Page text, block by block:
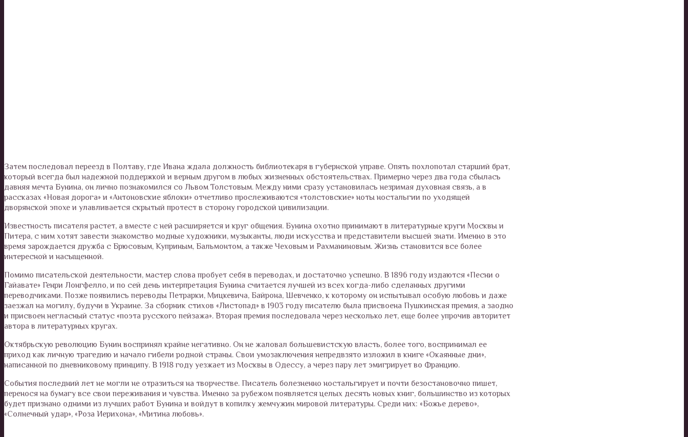
Затем последовал переезд в Полтаву, где Ивана ждала должность библиотекаря в губернской управе. Опять похлопотал старший брат,
который всегда был надежной поддержкой и верным другом в любых жизненных обстоятельствах. Примерно через два года сбылась
давняя мечта Бунина, он лично познакомился со Львом Толстовым. Между ними сразу установилась незримая духовная связь, а в
рассказах «Новая дорога» и «Антоновские яблоки» отчетливо прослеживаются «толстовские» ноты ностальгии по уходящей
дворянской эпохе и улавливается скрытый протест в сторону городской цивилизации.
Известность писателя растет, а вместе с ней расширяется и круг общения. Бунина охотно принимают в литературные круги Москвы и
Питера, с ним хотят завести знакомство модные художники, музыканты, люди искусства и представители высшей знати. Именно в это
время зарождается дружба с Брюсовым, Куприным, Бальмонтом, а также Чеховым и Рахманиновым. Жизнь становится все более
интересной и насыщенной.
Помимо писательской деятельности, мастер слова пробует себя в переводах, и достаточно успешно. В 1896 году издаются «Песни о
Гайавате» Генри Лонгфелло, и по сей день интерпретация Бунина считается лучшей из всех когда-либо сделанных другими
переводчиками. Позже появились переводы Петрарки, Мицкевича, Байрона, Шевченко, к которому он испытывал особую любовь и даже
заезжал на могилу, будучи в Украине. За сборник стихов «Листопад» в 1903 году писателю была присвоена Пушкинская премия, а заодно
и присвоен негласный статус «поэта русского пейзажа». Вторая премия последовала через несколько лет, еще более упрочив авторитет
автора в литературных кругах.
Октябрьскую революцию Бунин воспринял крайне негативно. Он не жаловал большевистскую власть, более того, воспринимал ее
приход как личную трагедию и начало гибели родной страны. Свои умозаключения непредвзято изложил в книге «Окаянные дни»,
написанной по дневниковому принципу. В 1918 году уезжает из Москвы в Одессу, а через пару лет эмигрирует во Францию.
События последний лет не могли не отразиться на творчестве. Писатель болезненно ностальгирует и почти безостановочно пишет,
перенося на бумагу все свои переживания и чувства. Именно за рубежом появляется целых десять новых книг, большинство из которых
будет признано одними из лучших работ Бунина и войдут в копилку жемчужин мировой литературы. Среди них: «Божье дерево»,
«Солнечный удар», «Роза Иерихона», «Митина любовь».